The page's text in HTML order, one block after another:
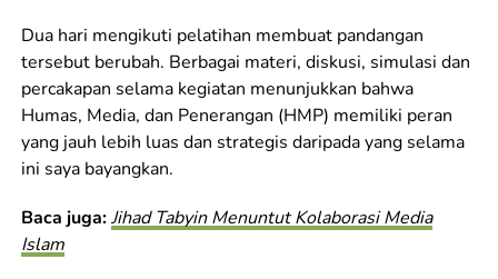
Dua hari mengikuti pelatihan membuat pandangan
tersebut berubah. Berbagai materi, diskusi, simulasi dan
percakapan selama kegiatan menunjukkan bahwa
Humas, Media, dan Penerangan (HMP) memiliki peran
yang jauh lebih luas dan strategis daripada yang selama
ini saya bayangkan.
Baca juga:Jihad Tabyin Menuntut Kolaborasi Media
Islam